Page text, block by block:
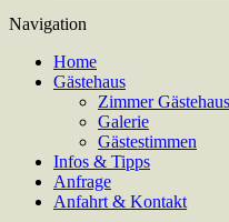
Navigation
Home
Gästehaus
Zimmer
Galerie
Gästestimmen
Infos & Tipps
Anfrage
Anfahrt & Kontakt